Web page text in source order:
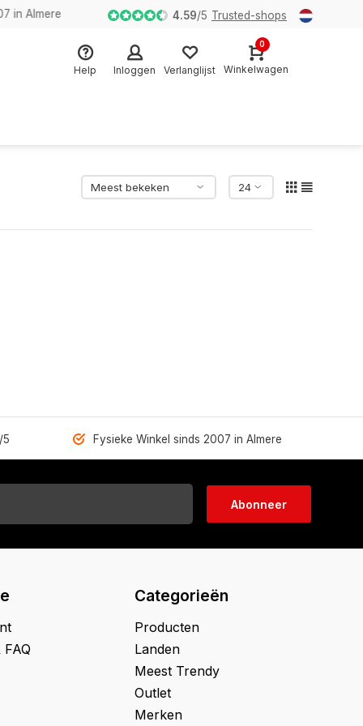
Almere 4.59/5 Trusted-shops
Help Inloggen Verlanglijst
0
Winkelwagen
5 Fysieke Winkel sinds 2007 in Almere
Abonneer
Categorieën
Producten
Landen
Meest Trendy
Outlet
Merken